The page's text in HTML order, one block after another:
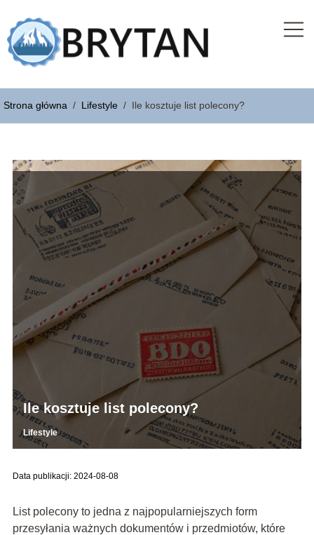
Strona główna / Lifestyle / Ile kosztuje list polecony?
Ile kosztuje list polecony?
Lifestyle
Data publikacji: 2024-08-08
List polecony to jedna z najpopularniejszych form
przesyłania ważnych dokumentów i przedmiotów, które